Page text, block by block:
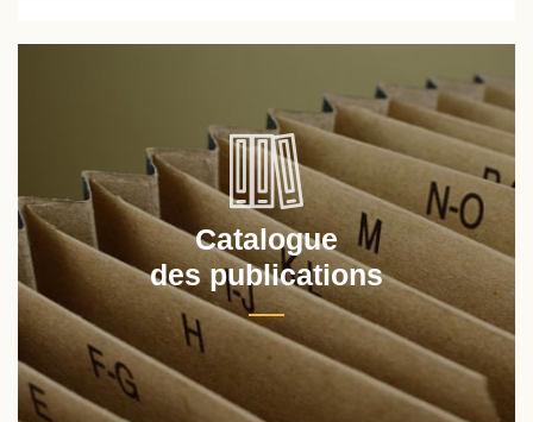
Catalogue
des publications